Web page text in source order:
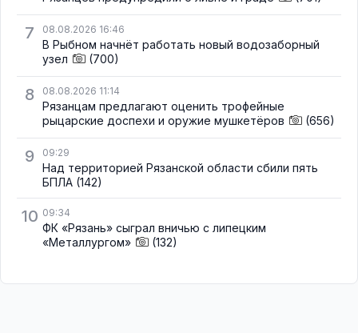
7 08.08.2026 16:46
В Рыбном начнёт работать новый водозаборный
узел
(700)
8 08.08.2026 11:14
Рязанцам предлагают оценить трофейные
рыцарские доспехи и оружие мушкетёров
(656)
9 09:29
Над территорией Рязанской области сбили пять
БПЛА (142)
10 09:34
ФК «Рязань» сыграл вничью с липецким
«Металлургом»
(132)